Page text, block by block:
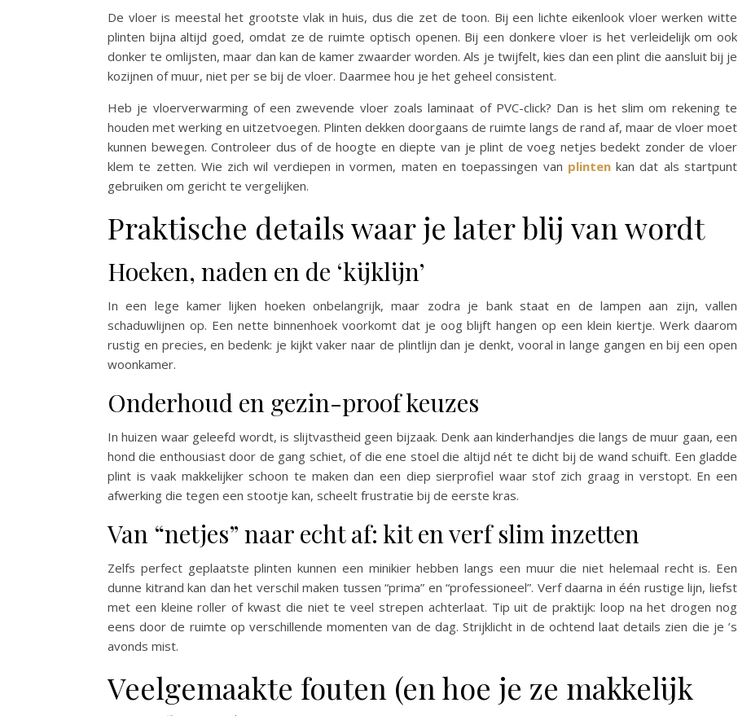
De vloer is meestal het grootste vlak in huis, dus die zet de toon. Bij een lichte eikenlook vloer werken witte
plinten bijna altijd goed, omdat ze de ruimte optisch openen. Bij een donkere vloer is het verleidelijk om ook
donker te omlijsten, maar dan kan de kamer zwaarder worden. Als je twijfelt, kies dan een plint die aansluit bij je
kozijnen of muur, niet per se bij de vloer. Daarmee hou je het geheel consistent.
Heb je vloerverwarming of een zwevende vloer zoals laminaat of PVC-click? Dan is het slim om rekening te
houden met werking en uitzetvoegen. Plinten dekken doorgaans de ruimte langs de rand af, maar de vloer moet
kunnen bewegen. Controleer dus of de hoogte en diepte van je plint de voeg netjes bedekt zonder de vloer
klem te zetten. Wie zich wil verdiepen in vormen, maten en toepassingen van plinten kan dat als startpunt
gebruiken om gericht te vergelijken.
Praktische details waar je later blij van wordt
Hoeken, naden en de ‘kijklijn’
In een lege kamer lijken hoeken onbelangrijk, maar zodra je bank staat en de lampen aan zijn, vallen
schaduwlijnen op. Een nette binnenhoek voorkomt dat je oog blijft hangen op een klein kiertje. Werk daarom
rustig en precies, en bedenk: je kijkt vaker naar de plintlijn dan je denkt, vooral in lange gangen en bij een open
woonkamer.
Onderhoud en gezin-proof keuzes
In huizen waar geleefd wordt, is slijtvastheid geen bijzaak. Denk aan kinderhandjes die langs de muur gaan, een
hond die enthousiast door de gang schiet, of die ene stoel die altijd nét te dicht bij de wand schuift. Een gladde
plint is vaak makkelijker schoon te maken dan een diep sierprofiel waar stof zich graag in verstopt. En een
afwerking die tegen een stootje kan, scheelt frustratie bij de eerste kras.
Van “netjes” naar echt af: kit en verf slim inzetten
Zelfs perfect geplaatste plinten kunnen een minikier hebben langs een muur die niet helemaal recht is. Een
dunne kitrand kan dan het verschil maken tussen “prima” en “professioneel”. Verf daarna in één rustige lijn, liefst
met een kleine roller of kwast die niet te veel strepen achterlaat. Tip uit de praktijk: loop na het drogen nog
eens door de ruimte op verschillende momenten van de dag. Strijklicht in de ochtend laat details zien die je ’s
avonds mist.
Veelgemaakte fouten (en hoe je ze makkelijk